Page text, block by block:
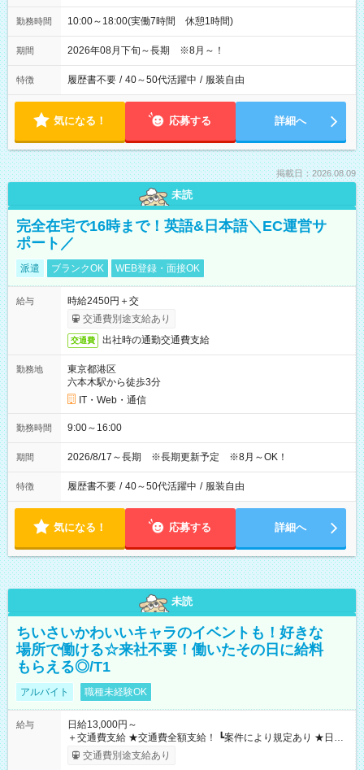
勤務時間 10:00～18:00(実働7時間 休憩1時間)
期間 2026年08月下旬～長期 ※8月～！
特徴 履歴書不要 / 40～50代活躍中 / 服装自由
気になる！ 応募する 詳細へ
掲載日：2026.08.09
未読
完全在宅で16時まで！英語&日本語＼EC運営サ
ポート／
派遣 ブランクOK WEB登録・面接OK
給与
時給2450円＋交
交通費別途支給あり
交通費 出社時の通勤交通費支給
勤務地
東京都港区
六本木駅から徒歩3分
IT・Web・通信
勤務時間 9:00～16:00
期間 2026/8/17～長期 ※長期更新予定 ※8月～OK！
特徴 履歴書不要 / 40～50代活躍中 / 服装自由
気になる！ 応募する 詳細へ
未読
ちいさいかわいいキャラのイベントも！好きな
場所で働ける☆来社不要！働いたその日に給料
もらえる◎/T1
アルバイト 職種未経験OK
給与
日給13,000円～
＋交通費支給 ★交通費全額支給！ ┗案件により規定あり ★日払
いOK！（規定あり） ┗働いたその日に現金GET♪ お仕事後はコ
ンビニATMから 日払い分を引き落とせます！ 【試用期間】試
交通費別途支給あり